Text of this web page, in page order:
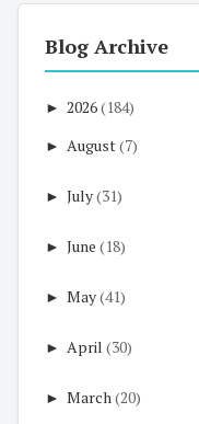
Blog Archive
► 2026(184)
► August(7)
► July(31)
► June (18)
► May(41)
► April (30)
► March(20)